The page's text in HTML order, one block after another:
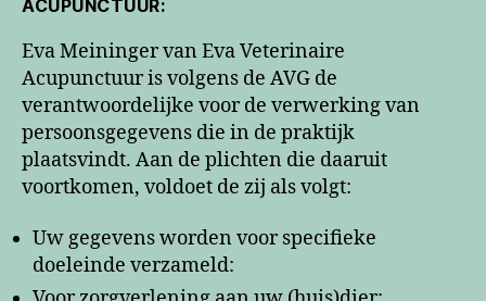
ACUPUNCTUUR:
Eva Meininger van Eva Veterinaire
Acupunctuur is volgens de AVG de
verantwoordelijke voor de verwerking van
persoonsgegevens die in de praktijk
plaatsvindt. Aan de plichten die daaruit
voortkomen, voldoet de zij als volgt:
Uw gegevens worden voor specifieke
doeleinde verzameld: